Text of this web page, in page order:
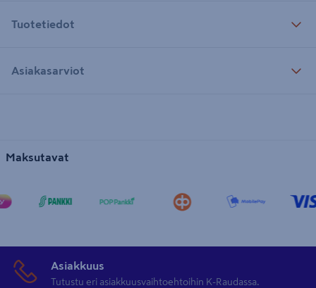
Tuotetiedot
Asiakasarviot
Maksutavat
Asiakkuus
Tutustu eri asiakkuusvaihtoehtoihin K-Raudassa.